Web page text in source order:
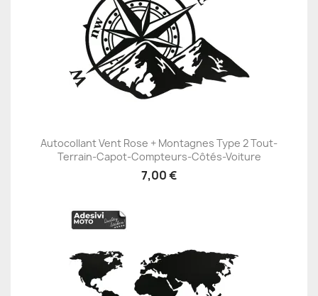
Autocollant Vent Rose + Montagnes Type 2 Tout-
Terrain-Capot-Compteurs-Côtés-Voiture
7,00 €